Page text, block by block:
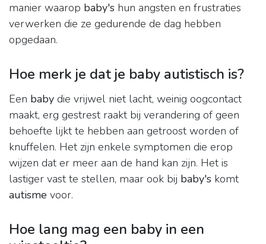
manier waarop baby's hun angsten en frustraties
verwerken die ze gedurende de dag hebben
opgedaan.
Hoe merk je dat je baby autistisch is?
Een baby die vrijwel niet lacht, weinig oogcontact
maakt, erg gestrest raakt bij verandering of geen
behoefte lijkt te hebben aan getroost worden of
knuffelen. Het zijn enkele symptomen die erop
wijzen dat er meer aan de hand kan zijn. Het is
lastiger vast te stellen, maar ook bij baby's komt
autisme voor.
Hoe lang mag een baby in een